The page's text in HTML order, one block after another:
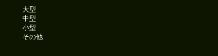
大型
中型
小型
その他